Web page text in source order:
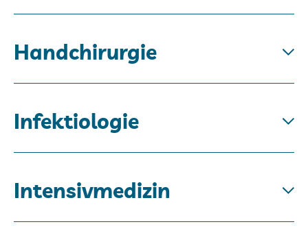
Handchirurgie
Infektiologie
Intensivmedizin